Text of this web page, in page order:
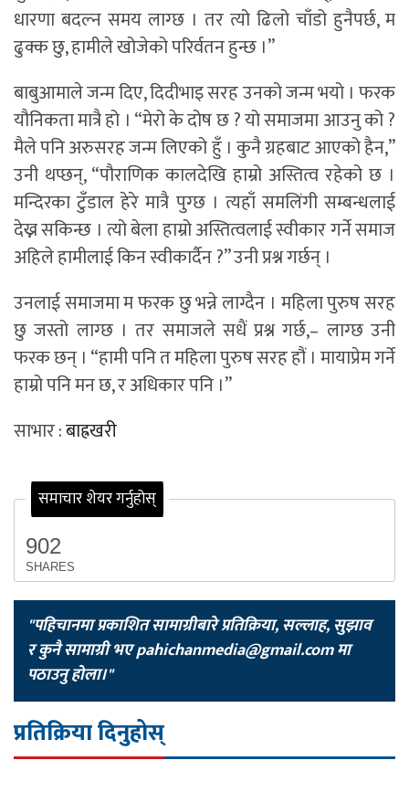
धारणा बदल्न समय लाग्छ । तर त्यो ढिलो चाँडो हुनैपर्छ, म
ढुक्क छु, हामीले खोजेको परिर्वतन हुन्छ ।”
बाबुआमाले जन्म दिए, दिदीभाइ सरह उनको जन्म भयो । फरक
यौनिकता मात्रै हो । “मेरो के दोष छ ? यो समाजमा आउनु को ?
मैले पनि अरुसरह जन्म लिएको हुँ । कुनै ग्रहबाट आएको हैन,”
उनी थप्छन्, “पौराणिक कालदेखि हाम्रो अस्तित्व रहेको छ ।
मन्दिरका टुँडाल हेरे मात्रै पुग्छ । त्यहाँ समलिंगी सम्बन्धलाई
देख्न सकिन्छ । त्यो बेला हाम्रो अस्तित्वलाई स्वीकार गर्ने समाज
अहिले हामीलाई किन स्वीकार्दैन ?” उनी प्रश्न गर्छन् ।
उनलाई समाजमा म फरक छु भन्ने लाग्दैन । महिला पुरुष सरह
छु जस्तो लाग्छ । तर समाजले सधैं प्रश्न गर्छ,– लाग्छ उनी
फरक छन् । “हामी पनि त महिला पुरुष सरह हौं । मायाप्रेम गर्ने
हाम्रो पनि मन छ, र अधिकार पनि ।”
साभार :बाह्रखरी
समाचार शेयर गर्नुहोस्
902
SHARES
"पहिचानमा प्रकाशित सामाग्रीबारे प्रतिक्रिया, सल्लाह, सुझाव
र कुनै सामाग्री भएpahichanmedia@gmail.comमा
पठाउनु होला।"
प्रतिक्रिया दिनुहोस्